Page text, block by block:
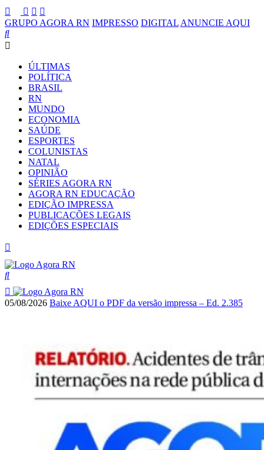
GRUPO AGORA RN IMPRESSO DIGITAL ANUNCIE AQUI
ÚLTIMAS
POLÍTICA
BRASIL
RN
MUNDO
ECONOMIA
SAÚDE
ESPORTES
COLUNISTAS
NATAL
OPINIÃO
SÉRIES AGORA RN
AGORA RN EDUCAÇÃO
EDIÇÃO IMPRESSA
PUBLICAÇÕES LEGAIS
EDIÇÕES ESPECIAIS
05/08/2026 Baixe AQUI o PDF da versão impressa – Ed. 2.385